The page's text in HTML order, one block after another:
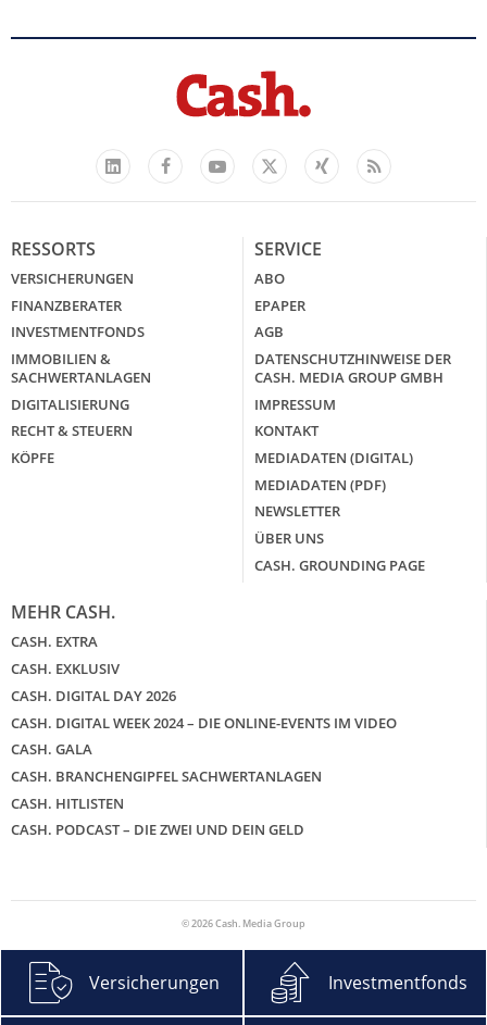
LinkedIn
FacebookYouTube
X
Xing Feed
RESSORTS
VERSICHERUNGEN
FINANZBERATER
INVESTMENTFONDS
IMMOBILIEN &
SACHWERTANLAGEN
DIGITALISIERUNG
RECHT & STEUERN
KÖPFE
SERVICE
ABO
EPAPER
AGB
DATENSCHUTZHINWEISE DER
CASH. MEDIA GROUP GMBH
IMPRESSUM
KONTAKT
MEDIADATEN (DIGITAL)
MEDIADATEN (PDF)
NEWSLETTER
ÜBER UNS
CASH. GROUNDING PAGE
MEHR CASH.
CASH. EXTRA
CASH. EXKLUSIV
CASH. DIGITAL DAY 2026
CASH. DIGITAL WEEK 2024 – DIE ONLINE-EVENTS IM VIDEO
CASH. GALA
CASH. BRANCHENGIPFEL SACHWERTANLAGEN
CASH. HITLISTEN
CASH. PODCAST – DIE ZWEI UND DEIN GELD
© 2026 Cash. Media Group
Versicherungen Investmentfonds